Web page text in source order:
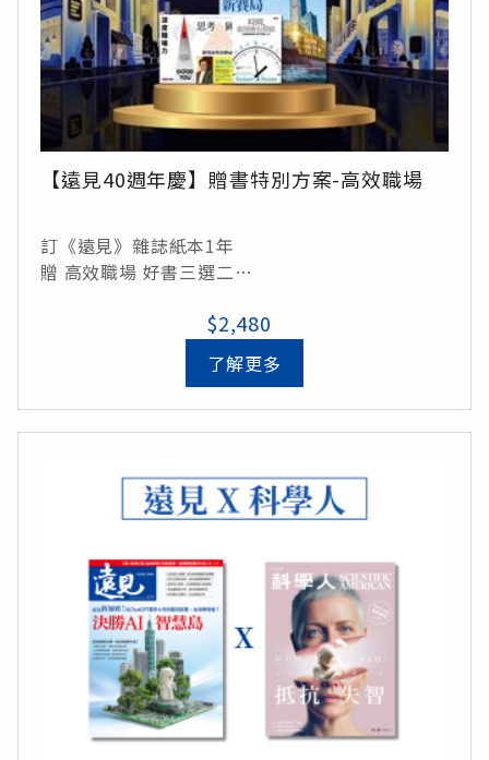
【遠見40週年慶】贈書特別方案-高效職場
訂《遠見》雜誌紙本1年
贈 高效職場 好書三選二
《時間，愈用愈有價值》
$2,480
了解更多